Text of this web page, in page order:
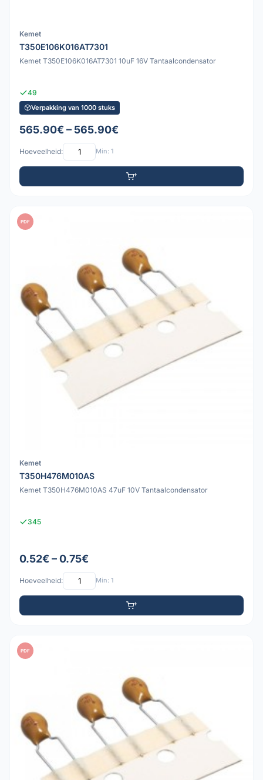
Kemet
T350E106K016AT7301
Kemet T350E106K016AT7301 10uF 16V Tantaalcondensator
49
Verpakking van 1000 stuks
565.90€ – 565.90€
Hoeveelheid: Min: 1
PDF
Kemet
T350H476M010AS
Kemet T350H476M010AS 47uF 10V Tantaalcondensator
345
0.52€ – 0.75€
Hoeveelheid: Min: 1
PDF